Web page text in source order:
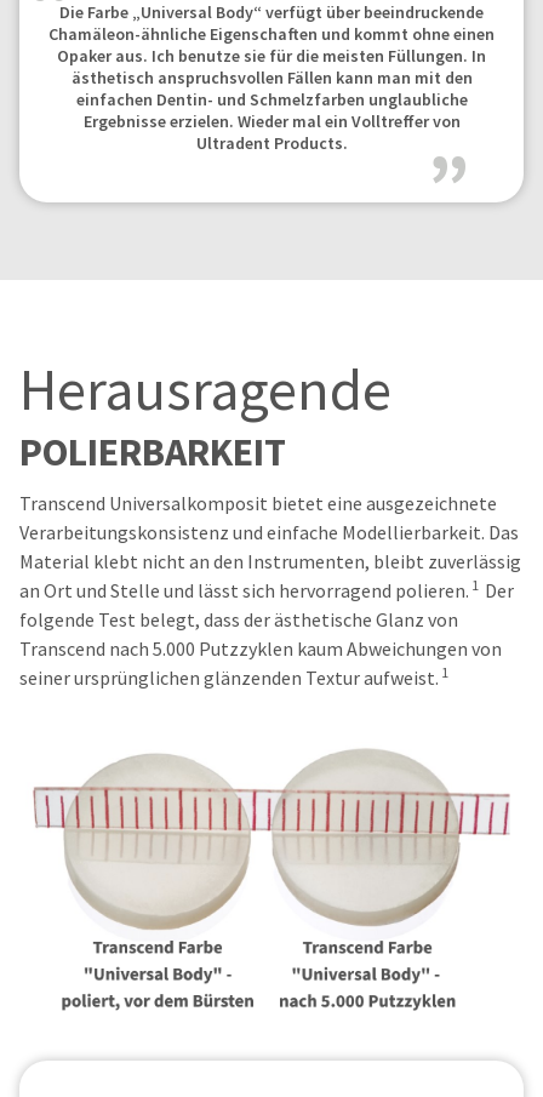
Die Farbe „Universal Body“ verfügt über beeindruckende
Chamäleon-ähnliche Eigenschaften und kommt ohne einen
Opaker aus. Ich benutze sie für die meisten Füllungen. In
ästhetisch anspruchsvollen Fällen kann man mit den
einfachen Dentin- und Schmelzfarben unglaubliche
Ergebnisse erzielen. Wieder mal ein Volltreffer von
Ultradent Products.
Herausragende
POLIERBARKEIT
Transcend Universalkomposit bietet eine ausgezeichnete
Verarbeitungskonsistenz und einfache Modellierbarkeit. Das
Material klebt nicht an den Instrumenten, bleibt zuverlässig
an Ort und Stelle und lässt sich hervorragend polieren. 1 Der
folgende Test belegt, dass der ästhetische Glanz von
Transcend nach 5.000 Putzzyklen kaum Abweichungen von
seiner ursprünglichen glänzenden Textur aufweist. 1